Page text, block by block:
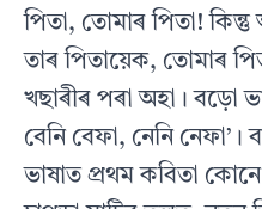
পিতা, তোমাৰ পিতা!
তাৰ পিতায়েক, তোমাৰ
খছাৰীৰ পৰা অহা। বড়ো
বেনি বেফা, নেনি
ভাষাত প্ৰথম কবিতা